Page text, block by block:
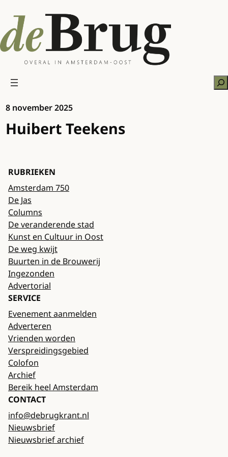
naar
de
inhoud
8 november 2025
Huibert Teekens
RUBRIEKEN
Amsterdam 750
De Jas
Columns
De veranderende stad
Kunst en Cultuur in Oost
De weg kwijt
Buurten in de Brouwerij
Ingezonden
Advertorial
SERVICE
Evenement aanmelden
Adverteren
Vrienden worden
Verspreidingsgebied
Colofon
Archief
Bereik heel Amsterdam
CONTACT
info@debrugkrant.nl
Nieuwsbrief
Nieuwsbrief archief